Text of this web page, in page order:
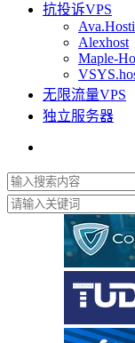
抗投诉VPS
Alexhost
Maple-
无限流量VPS
独立服务器